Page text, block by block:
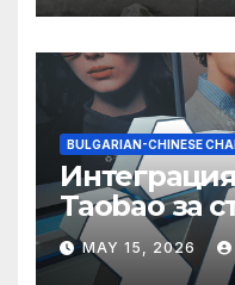
BULGARIAN-CHINESE
Taobao за
MAY 15, 2026